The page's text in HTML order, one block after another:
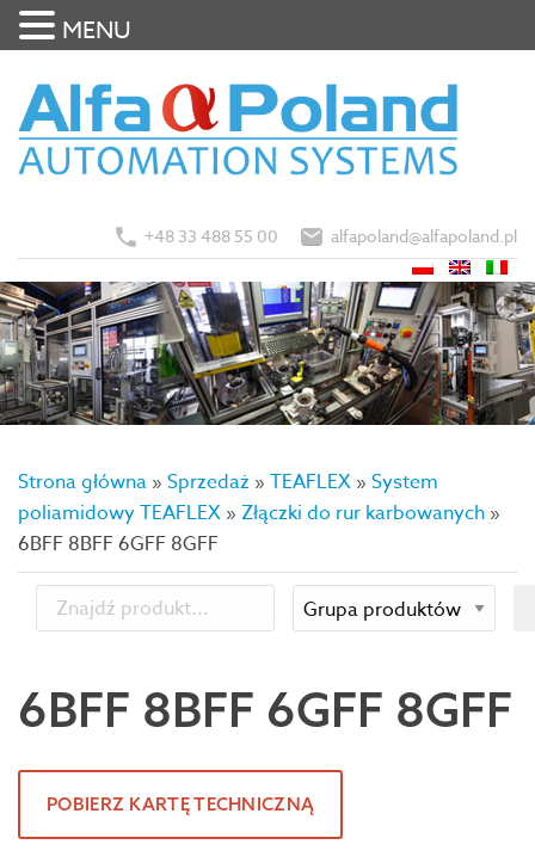
+48 33 488 55 00 alfapoland@alfapoland.pl
Strona główna » Sprzedaż » TEAFLEX » System
poliamidowy TEAFLEX » Złączki do rur karbowanych »
6BFF 8BFF 6GFF 8GFF
6BFF 8BFF 6GFF 8GFF
POBIERZ KARTĘ TECHNICZNĄ
MENU